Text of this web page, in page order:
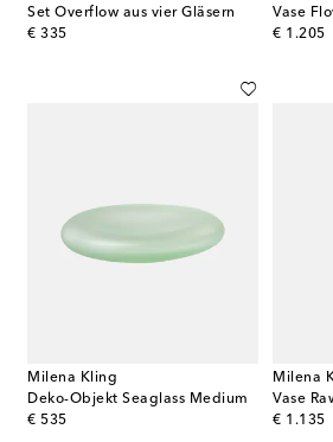
Set Overflow aus vier Gläsern
€ 335
original price
Vase
€ 1.205
original
Milena Kling
Deko-Objekt Seaglass Medium
€ 535
original price
Milena
Vase
€ 1.135
original